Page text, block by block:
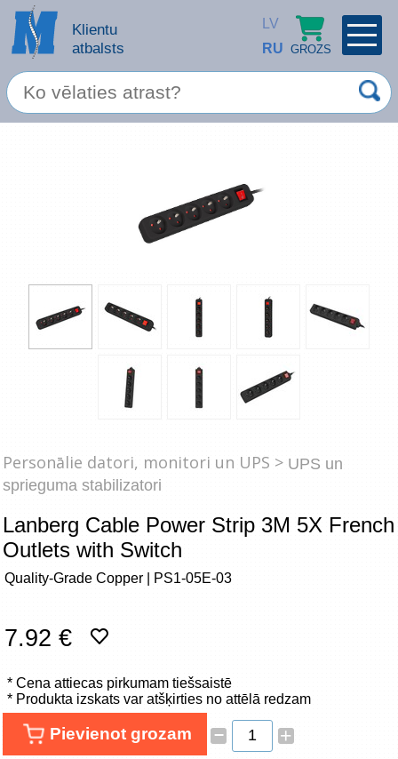
Klientu
atbalsts
LV
RU GROZS
Aizmirsāt paroli?
Apple produkti
Datoru piederumi
Biroja preces
Tīkla produkti
Viedierīces
Autopreces
Renewd tehnika, Outlet
Personālie datori, monitori un UPS > UPS un
sprieguma stabilizatori
Lanberg Cable Power Strip 3M 5X French
Outlets with Switch
Quality-Grade Copper | PS1-05E-03
7.92 €
* Cena attiecas pirkumam tiešsaistē
* Produkta izskats var atšķirties no attēlā redzam
Pievienot grozam – +